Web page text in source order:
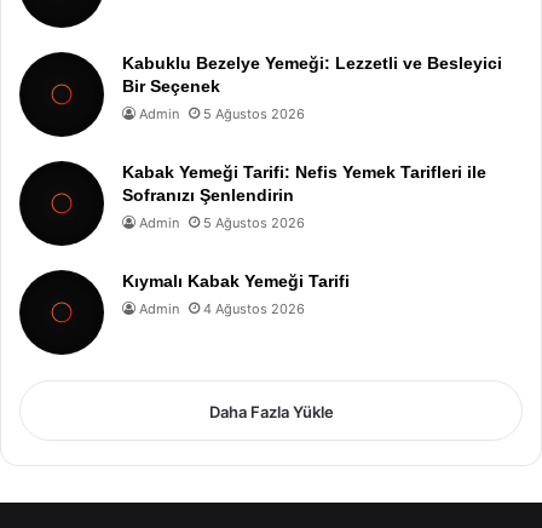
Kabuklu Bezelye Yemeği: Lezzetli ve Besleyici
Bir Seçenek
Admin 5 Ağustos 2026
Kabak Yemeği Tarifi: Nefis Yemek Tarifleri ile
Sofranızı Şenlendirin
Admin 5 Ağustos 2026
Kıymalı Kabak Yemeği Tarifi
Admin 4 Ağustos 2026
Daha Fazla Yükle